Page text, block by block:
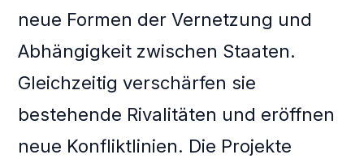
neue Formen der Vernetzung und
Abhängigkeit zwischen Staaten.
Gleichzeitig verschärfen sie
bestehende Rivalitäten und eröffnen
neue Konfliktlinien. Die Projekte